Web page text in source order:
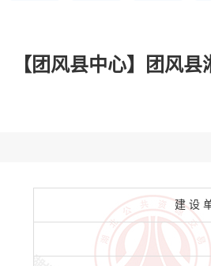
【团风县中心】团风
建 设